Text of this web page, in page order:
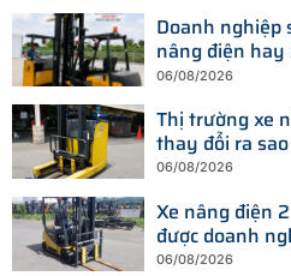
Doanh nghiệp
nâng điện hay
phí?
06/08/2026
Thị trường xe
thay đổi ra
thiết bị mới?
06/08/2026
Xe nâng điện
được doanh
2026?
06/08/2026